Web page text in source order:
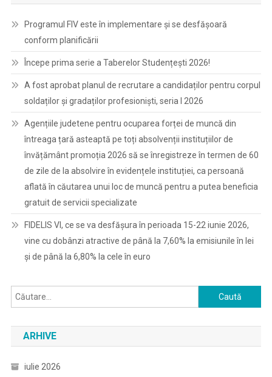
Programul FIV este în implementare și se desfășoară
conform planificării
Începe prima serie a Taberelor Studențești 2026!
A fost aprobat planul de recrutare a candidaților pentru corpul
soldaților și gradaților profesioniști, seria I 2026
Agențiile judetene pentru ocuparea forței de muncă din
întreaga țară asteaptă pe toți absolvenții instituțiilor de
învățământ promoția 2026 să se înregistreze în termen de 60
de zile de la absolvire în evidențele instituției, ca persoană
aflată în căutarea unui loc de muncă pentru a putea beneficia
gratuit de servicii specializate
FIDELIS VI, ce se va desfășura în perioada 15-22 iunie 2026,
vine cu dobânzi atractive de până la 7,60% la emisiunile în lei
și de până la 6,80% la cele în euro
Caută
după:
ARHIVE
iulie 2026